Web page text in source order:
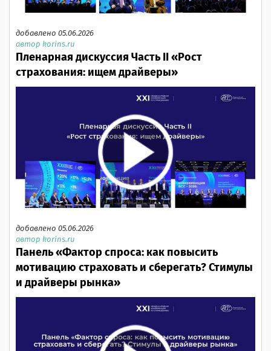
добавлено 05.06.2026
автор korins.ru
Пленарная дискуссия Часть II «Рост
страхования: ищем драйверы»
добавлено 05.06.2026
автор korins.ru
Панель «Фактор спроса: как повысить
мотивацию страховать и сберегать? Стимулы
и драйверы рынка»